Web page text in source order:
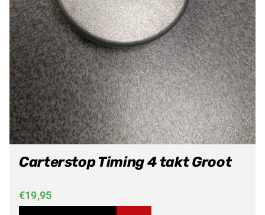
Carterstop Timing 4 takt Groot
€19,95